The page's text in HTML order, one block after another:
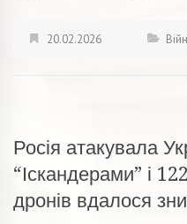
20.02.2026
Росія атакувала
“Іскандерами” і
дронів вдалося